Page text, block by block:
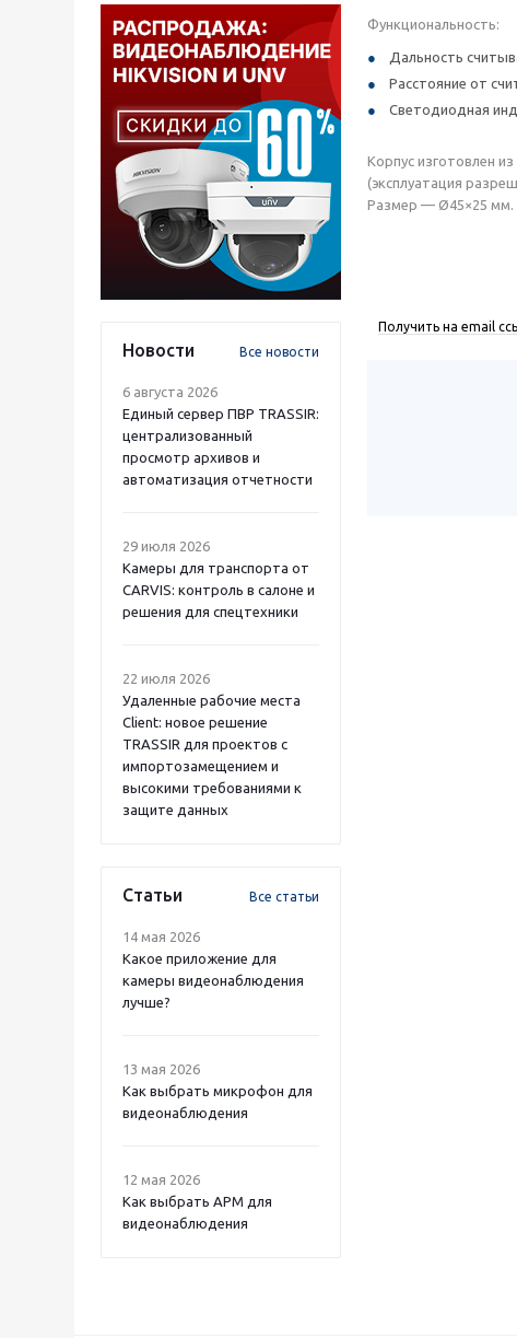
Новости Все новости
6 августа 2026
Единый сервер ПВР TRASSIR:
централизованный
просмотр архивов и
автоматизация отчетности
29 июля 2026
Камеры для транспорта от
CARVIS: контроль в салоне и
решения для спецтехники
22 июля 2026
Удаленные рабочие места
Client: новое решение
TRASSIR для проектов с
импортозамещением и
высокими требованиями к
защите данных
Статьи Все статьи
14 мая 2026
Какое приложение для
камеры видеонаблюдения
лучше?
13 мая 2026
Как выбрать микрофон для
видеонаблюдения
12 мая 2026
Как выбрать APM для
видеонаблюдения
Функциональность:
Дальность
Расстояние от
Светодиодная
Корпус изготовлен
(эксплуатация
Размер — Ø45×25 мм.
Получить на email